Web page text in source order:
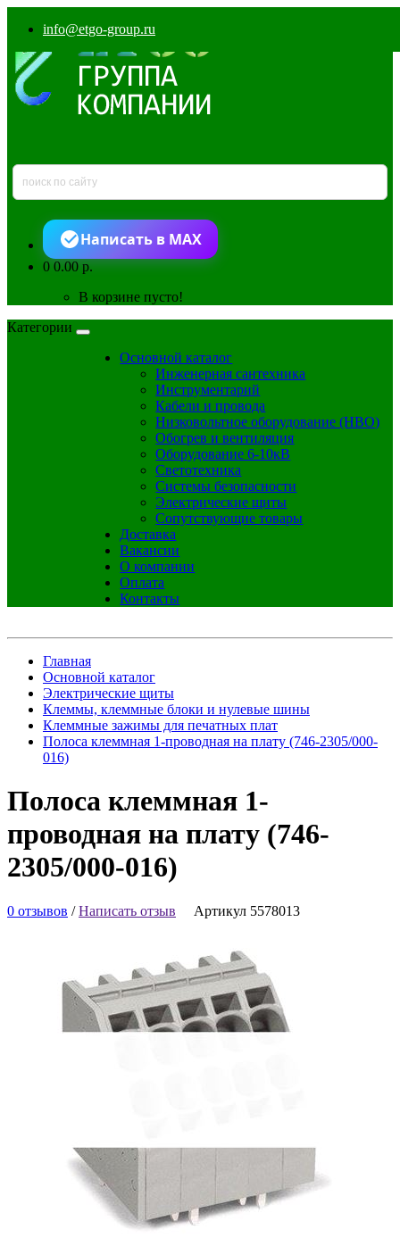
info@etgo-group.ru
Написать в MAX
00.00 р.
В корзине пусто!
Категории
Основной каталог
Инженерная сантехника
Инструментарий
Кабели и провода
Низковольтное оборудование (НВО)
Обогрев и вентиляция
Оборудование 6-10кВ
Светотехника
Системы безопасности
Электрические щиты
Сопутствующие товары
Доставка
Вакансии
О компании
Оплата
Контакты
Главная
Основной каталог
Электрические щиты
Клеммы, клеммные блоки и нулевые шины
Клеммные зажимы для печатных плат
Полоса клеммная 1-проводная на плату (746-2305/000-
016)
Полоса клеммная 1-
проводная на плату (746-
2305/000-016)
0 отзывов /Написать отзыв Артикул 5578013